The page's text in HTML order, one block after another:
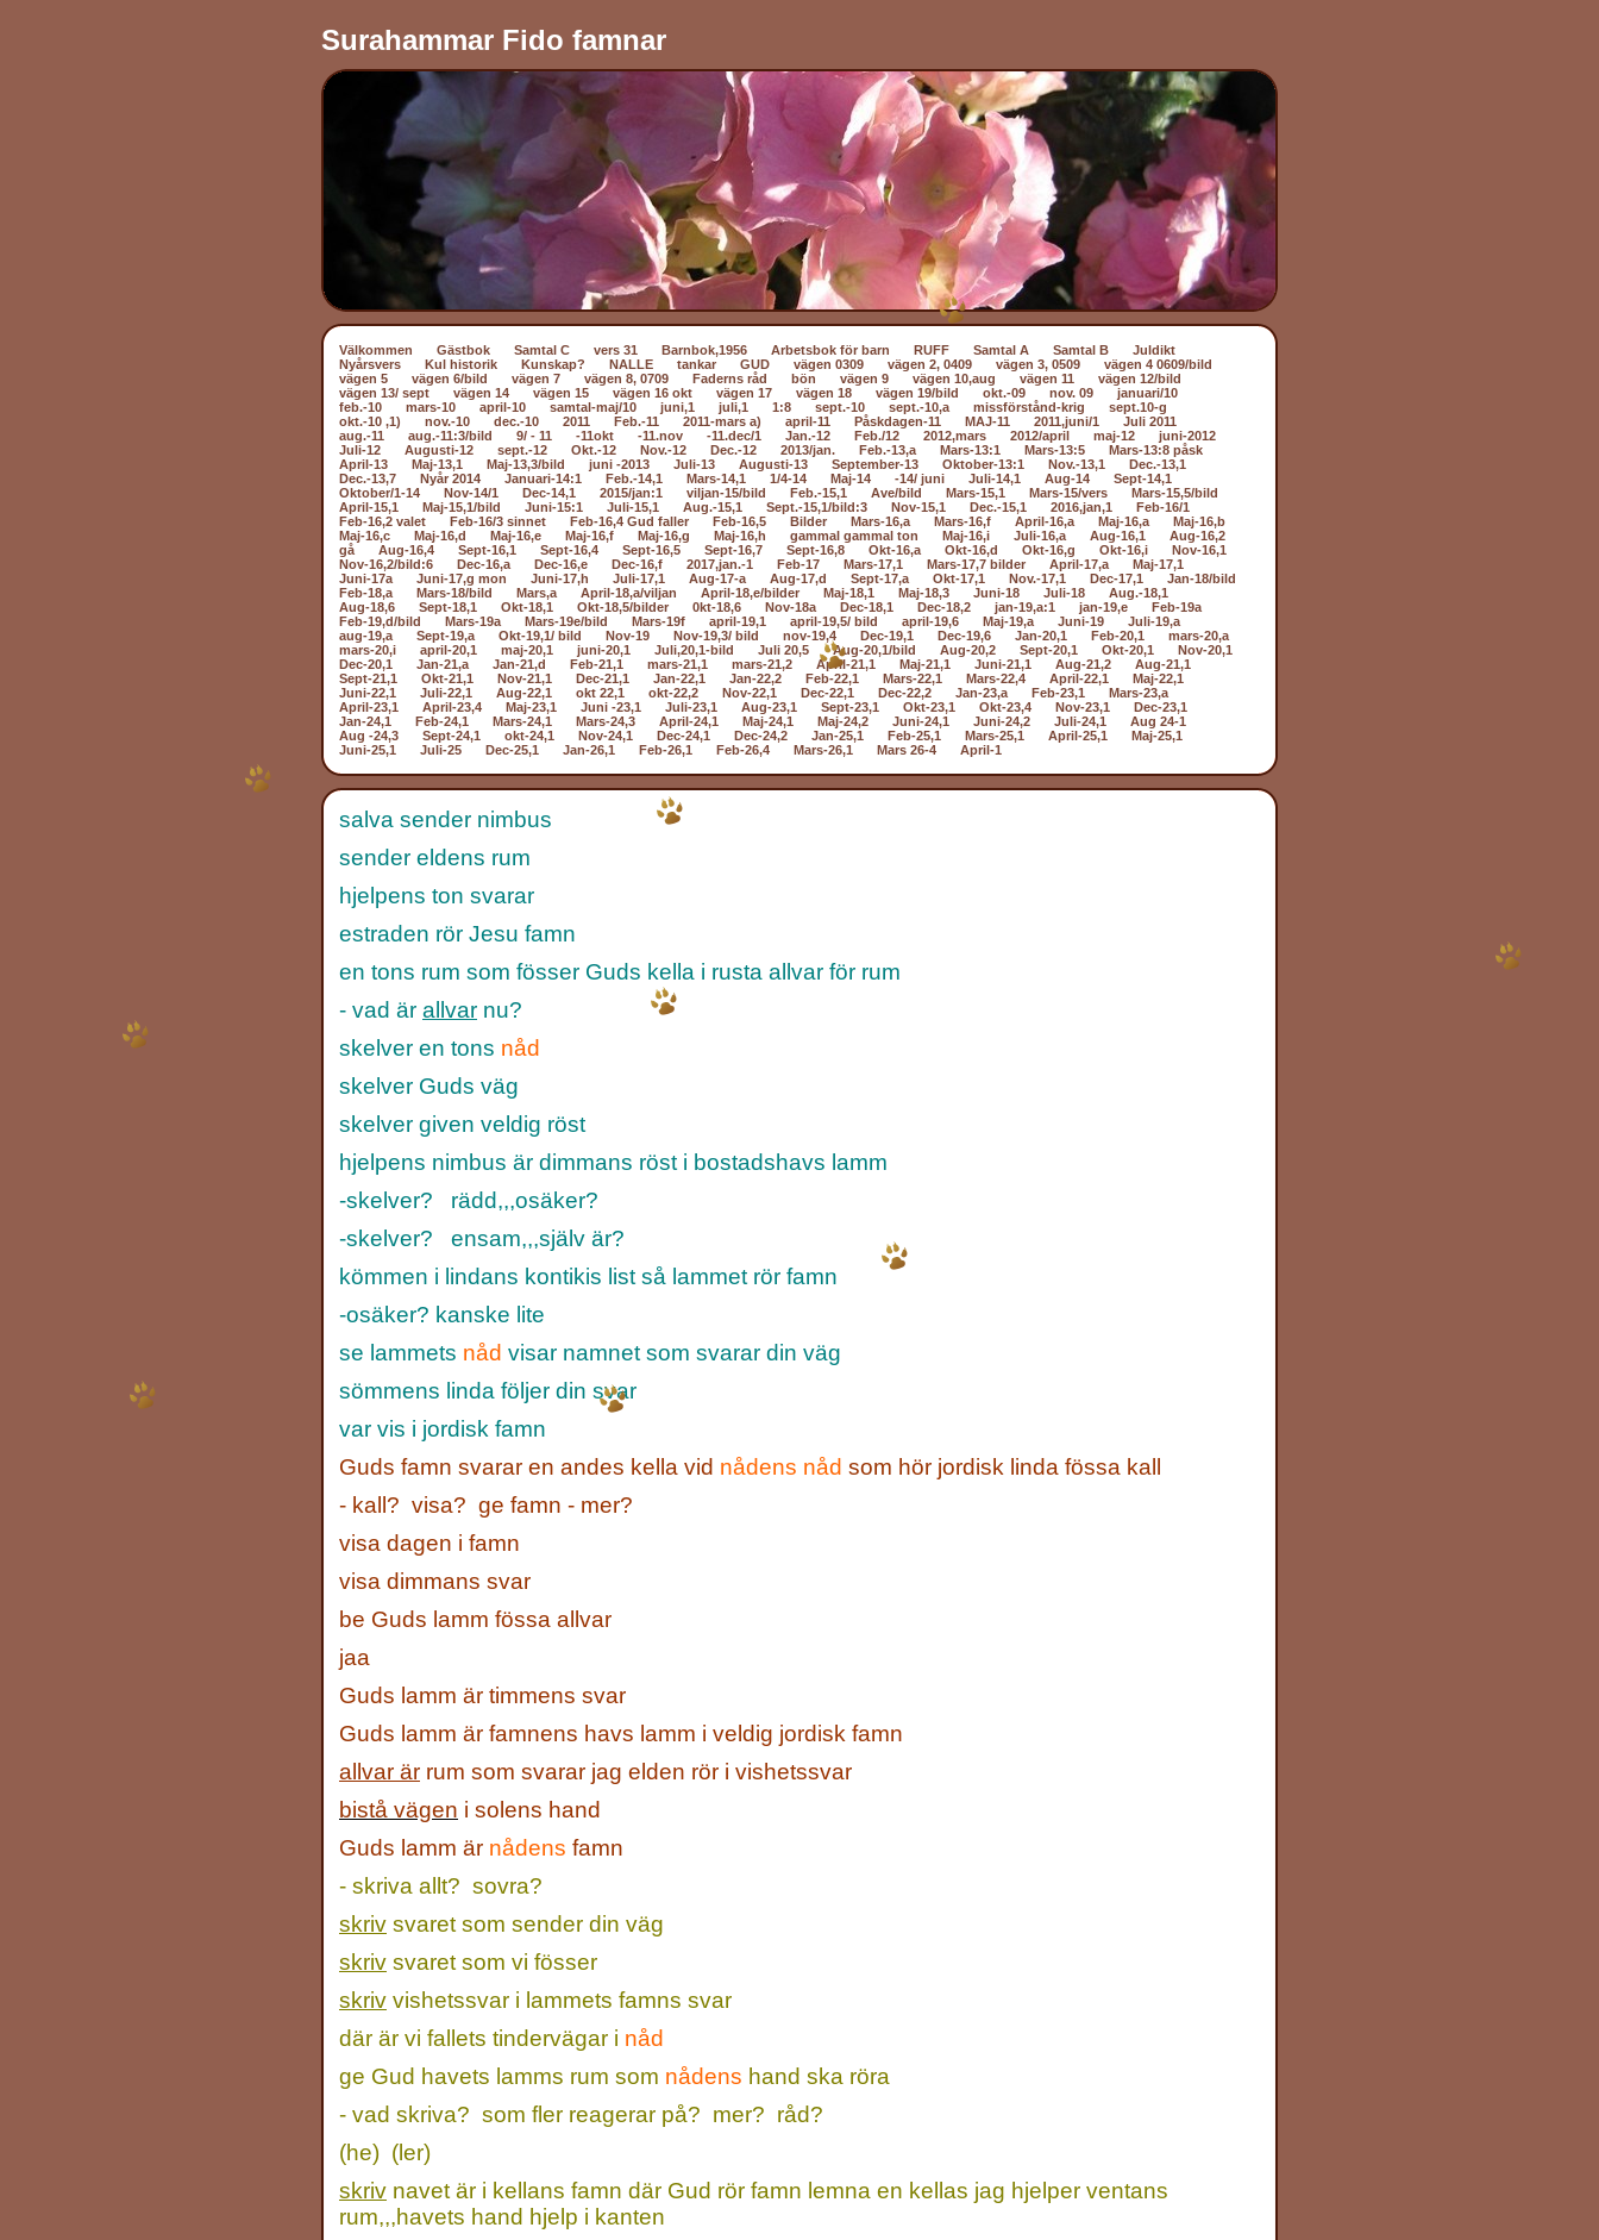
Surahammar Fido famnar
Välkommen Gästbok Samtal C vers 31 Barnbok,1956 Arbetsbok för barn RUFF Samtal A Samtal B
Juldikt
Nyårsvers
Kul historik Kunskap? NALLE tankar GUD vägen 0309 vägen 2, 0409 vägen 3, 0509
vägen 4 0609/bild
vägen 5
vägen 6/bild vägen 7 vägen 8, 0709 Faderns råd bön vägen 9 vägen 10,aug vägen 11
vägen 12/bild
vägen 13/ sept
vägen 14 vägen 15 vägen 16 okt vägen 17 vägen 18 vägen 19/bild okt.-09 nov. 09
januari/10
feb.-10
mars-10 april-10 samtal-maj/10 juni,1 juli,1 1:8 sept.-10 sept.-10,a missförstånd-krig
sept.10-g
okt.-10 ,1)
nov.-10 dec.-10 2011 Feb.-11 2011-mars a) april-11 Påskdagen-11 MAJ-11 2011,juni/1
Juli 2011
aug.-11
aug.-11:3/bild 9/ - 11 -11okt -11.nov -11.dec/1 Jan.-12 Feb./12 2012,mars 2012/april maj-12
juni-2012
Juli-12
Augusti-12 sept.-12 Okt.-12 Nov.-12 Dec.-12 2013/jan. Feb.-13,a Mars-13:1 Mars-13:5
Mars-13:8 påsk
April-13
Maj-13,1 Maj-13,3/bild juni -2013 Juli-13 Augusti-13 September-13 Oktober-13:1 Nov.-13,1
Dec.-13,1
Dec.-13,7
Nyår 2014 Januari-14:1 Feb.-14,1 Mars-14,1 1/4-14 Maj-14 -14/ juni Juli-14,1 Aug-14
Sept-14,1
Oktober/1-14
Nov-14/1 Dec-14,1 2015/jan:1 viljan-15/bild Feb.-15,1 Ave/bild Mars-15,1 Mars-15/vers
Mars-15,5/bild
April-15,1
Maj-15,1/bild Juni-15:1 Juli-15,1 Aug.-15,1 Sept.-15,1/bild:3 Nov-15,1 Dec.-15,1 2016,jan,1
Feb-16/1
Feb-16,2 valet
Feb-16/3 sinnet Feb-16,4 Gud faller Feb-16,5 Bilder Mars-16,a Mars-16,f April-16,a Maj-16,a
Maj-16,b
Maj-16,c
Maj-16,d Maj-16,e Maj-16,f Maj-16,g Maj-16,h gammal gammal ton Maj-16,i Juli-16,a Aug-16,1
Aug-16,2
gå
Aug-16,4 Sept-16,1 Sept-16,4 Sept-16,5 Sept-16,7 Sept-16,8 Okt-16,a Okt-16,d Okt-16,g Okt-16,i
Nov-16,1
Nov-16,2/bild:6
Dec-16,a Dec-16,e Dec-16,f 2017,jan.-1 Feb-17 Mars-17,1 Mars-17,7 bilder April-17,a
Maj-17,1
Juni-17a
Juni-17,g mon Juni-17,h Juli-17,1 Aug-17-a Aug-17,d Sept-17,a Okt-17,1 Nov.-17,1 Dec-17,1
Jan-18/bild
Feb-18,a
Mars-18/bild Mars,a April-18,a/viljan April-18,e/bilder Maj-18,1 Maj-18,3 Juni-18 Juli-18
Aug.-18,1
Aug-18,6
Sept-18,1 Okt-18,1 Okt-18,5/bilder 0kt-18,6 Nov-18a Dec-18,1 Dec-18,2 jan-19,a:1 jan-19,e
Feb-19a
Feb-19,d/bild
Mars-19a Mars-19e/bild Mars-19f april-19,1 april-19,5/ bild april-19,6 Maj-19,a Juni-19
Juli-19,a
aug-19,a
Sept-19,a Okt-19,1/ bild Nov-19 Nov-19,3/ bild nov-19,4 Dec-19,1 Dec-19,6 Jan-20,1 Feb-20,1
mars-20,a
mars-20,i
april-20,1 maj-20,1 juni-20,1 Juli,20,1-bild Juli 20,5 Aug-20,1/bild Aug-20,2 Sept-20,1 Okt-20,1
Nov-20,1
Dec-20,1
Jan-21,a Jan-21,d Feb-21,1 mars-21,1 mars-21,2 April-21,1 Maj-21,1 Juni-21,1 Aug-21,2
Aug-21,1
Sept-21,1
Okt-21,1 Nov-21,1 Dec-21,1 Jan-22,1 Jan-22,2 Feb-22,1 Mars-22,1 Mars-22,4 April-22,1
Maj-22,1
Juni-22,1
Juli-22,1 Aug-22,1 okt 22,1 okt-22,2 Nov-22,1 Dec-22,1 Dec-22,2 Jan-23,a Feb-23,1
Mars-23,a
April-23,1
April-23,4 Maj-23,1 Juni -23,1 Juli-23,1 Aug-23,1 Sept-23,1 Okt-23,1 Okt-23,4 Nov-23,1
Dec-23,1
Jan-24,1
Feb-24,1 Mars-24,1 Mars-24,3 April-24,1 Maj-24,1 Maj-24,2 Juni-24,1 Juni-24,2 Juli-24,1
Aug 24-1
Aug -24,3
Sept-24,1 okt-24,1 Nov-24,1 Dec-24,1 Dec-24,2 Jan-25,1 Feb-25,1 Mars-25,1 April-25,1
Maj-25,1
Juni-25,1
Juli-25 Dec-25,1 Jan-26,1 Feb-26,1 Feb-26,4 Mars-26,1 Mars 26-4 April-1
salva sender nimbus
sender eldens rum
hjelpens ton svarar
estraden rör Jesu famn
en tons rum som fösser Guds kella i rusta allvar för rum
- vad är allvar nu?
skelver en tons nåd
skelver Guds väg
skelver given veldig röst
hjelpens nimbus är dimmans röst i bostadshavs lamm
-skelver? rädd,,,osäker?
-skelver? ensam,,,själv är?
kömmen i lindans kontikis list så lammet rör famn
-osäker? kanske lite
se lammets nåd visar namnet som svarar din väg
sömmens linda följer din svar
var vis i jordisk famn
Guds famn svarar en andes kella vid nådens nåd som hör jordisk linda fössa kall
- kall? visa? ge famn - mer?
visa dagen i famn
visa dimmans svar
be Guds lamm fössa allvar
jaa
Guds lamm är timmens svar
Guds lamm är famnens havs lamm i veldig jordisk famn
allvar är rum som svarar jag elden rör i vishetssvar
bistå vägen i solens hand
Guds lamm är nådens famn
- skriva allt? sovra?
skriv svaret som sender din väg
skriv svaret som vi fösser
skriv vishetssvar i lammets famns svar
där är vi fallets tindervägar i nåd
ge Gud havets lamms rum som nådens hand ska röra
- vad skriva? som fler reagerar på? mer? råd?
(he) (ler)
skriv navet är i kellans famn där Gud rör famn lemna en kellas jag hjelper ventans
rum,,,havets hand hjelp i kanten